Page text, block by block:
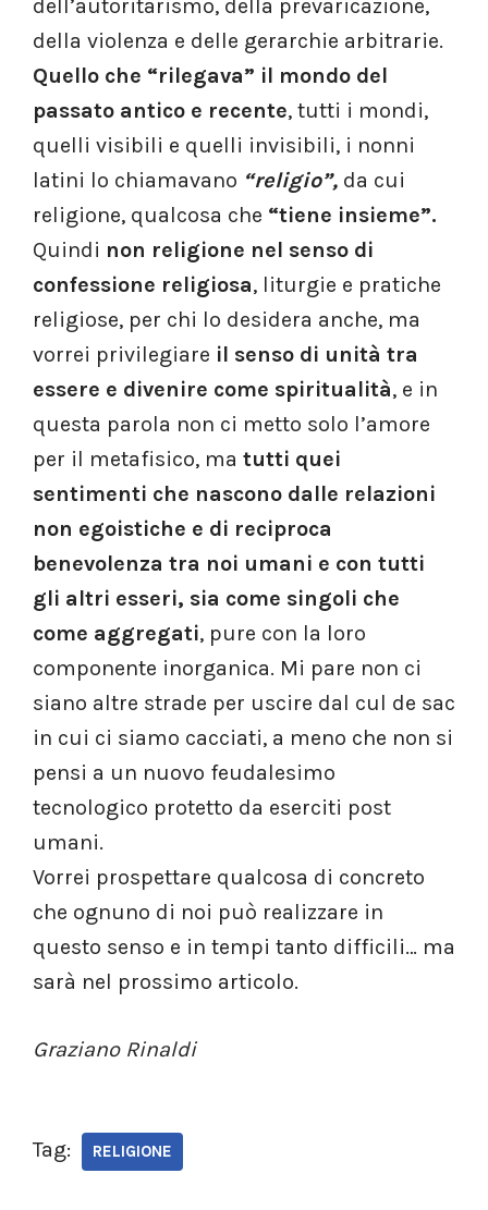
dell’autoritarismo, della prevaricazione,
della violenza e delle gerarchie arbitrarie.
Quello che “rilegava” il mondo del
passato antico e recente, tutti i mondi,
quelli visibili e quelli invisibili, i nonni
latini lo chiamavano “religio”, da cui
religione, qualcosa che “tiene insieme”.
Quindi non religione nel senso di
confessione religiosa, liturgie e pratiche
religiose, per chi lo desidera anche, ma
vorrei privilegiare il senso di unità tra
essere e divenire come spiritualità, e in
questa parola non ci metto solo l’amore
per il metafisico, ma tutti quei
sentimenti che nascono dalle relazioni
non egoistiche e di reciproca
benevolenza tra noi umani e con tutti
gli altri esseri, sia come singoli che
come aggregati, pure con la loro
componente inorganica. Mi pare non ci
siano altre strade per uscire dal cul de sac
in cui ci siamo cacciati, a meno che non si
pensi a un nuovo feudalesimo
tecnologico protetto da eserciti post
umani.
Vorrei prospettare qualcosa di concreto
che ognuno di noi può realizzare in
questo senso e in tempi tanto difficili… ma
sarà nel prossimo articolo.
Graziano Rinaldi
Tag: RELIGIONE